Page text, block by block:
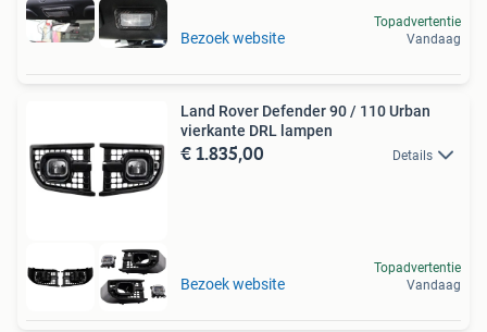
Bezoek website
Topadvertentie
Vandaag
Land Rover Defender 90 / 110 Urban
vierkante DRL lampen
€ 1.835,00 Details
Bezoek website
Topadvertentie
Vandaag